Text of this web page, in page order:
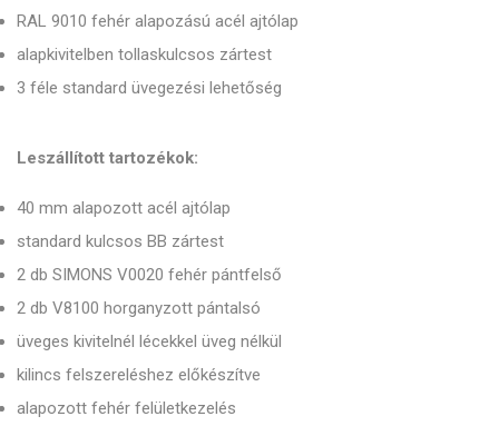
RAL 9010 fehér alapozású acél ajtólap
alapkivitelben tollaskulcsos zártest
3 féle standard üvegezési lehetőség
Leszállított tartozékok:
40 mm alapozott acél ajtólap
standard kulcsos BB zártest
2 db SIMONS V0020 fehér pántfelső
2 db V8100 horganyzott pántalsó
üveges kivitelnél lécekkel üveg nélkül
kilincs felszereléshez előkészítve
alapozott fehér felületkezelés